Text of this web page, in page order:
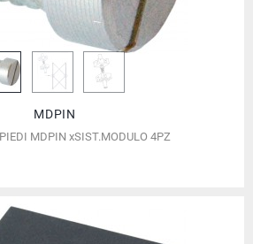
MDPIN
MDPIN xSIST.MODULO 4PZ